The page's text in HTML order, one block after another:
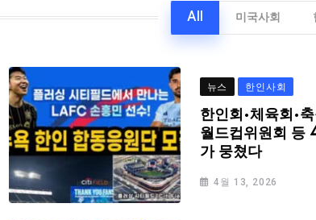
All 미국사회
뉴스 한인사회
한인회·체육회·
월드컵위원회 등
가 뭉쳤다
4월 13, 2026